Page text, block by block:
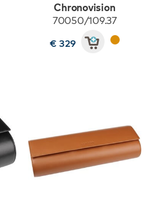
Chronovision
70050/109.37
€ 329